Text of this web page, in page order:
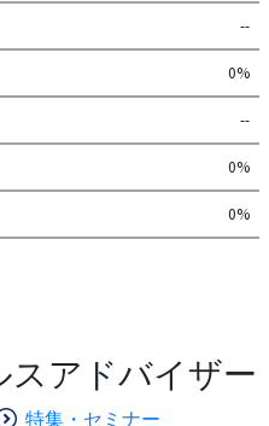
--
0%
--
0%
0%
スアドバイザー
特集・セミナー